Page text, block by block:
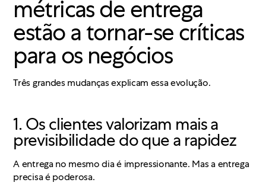
métricas de entrega
estão a tornar-se críticas
para os negócios
Três grandes mudanças explicam essa evolução.
1. Os clientes valorizam mais a
previsibilidade do que a rapidez
A entrega no mesmo dia é impressionante. Mas a entrega
precisa é poderosa.